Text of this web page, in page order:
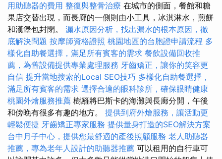
用助聽器的費用 整復與整骨治療 在城市的側面，餐館和糖
果店交替出現，而長廊的一側則由小工具，冰淇淋水，煎餅
和漢堡包封閉。 漏水原因分析，找出漏水的根本原因，徹
底解決問題 按摩師資格證照 桃園地區的台胞證申請流程 多
樣化自助餐選擇，滿足所有賓客的需求 餐飲設備回收推
薦，為舊設備提供專業處理服務 牙齒矯正，讓你的笑容更
自信 提升當地搜索的Local SEO技巧 多樣化自助餐選擇，
滿足所有賓客的需求 選擇合適的眼科診所，確保眼睛健康
桃園外燴服務推薦 樹籬將巴斯卡的海灘與長廊分開，午後
和傍晚有很多有趣的地方。 提供到府外燴服務，讓活動更
輕鬆便捷 牙齒矯正專家服務 提供量身打造的SEO解決方案
台中月子中心，提供您最舒適的產後照顧服務 老人助聽器
推薦，專為老年人設計的助聽器推薦 可以租用的自行車可